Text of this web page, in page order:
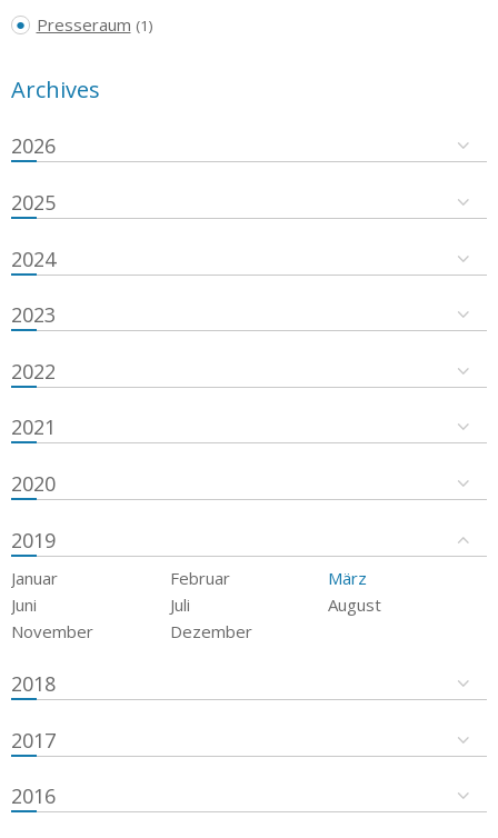
Presseraum (1)
Archives
2026
2025
2024
2023
2022
2021
2020
2019
Januar Februar
März
Juni
Juli
August
November
Dezember
2018
2017
2016